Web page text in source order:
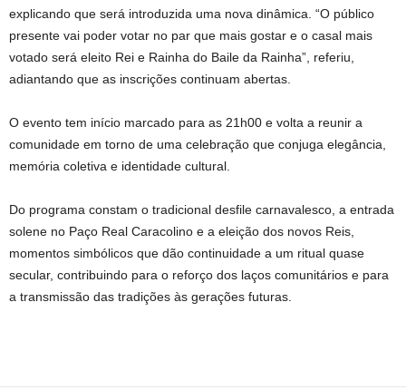
explicando que será introduzida uma nova dinâmica. “O público
presente vai poder votar no par que mais gostar e o casal mais
votado será eleito Rei e Rainha do Baile da Rainha”, referiu,
adiantando que as inscrições continuam abertas.
O evento tem início marcado para as 21h00 e volta a reunir a
comunidade em torno de uma celebração que conjuga elegância,
memória coletiva e identidade cultural.
Do programa constam o tradicional desfile carnavalesco, a entrada
solene no Paço Real Caracolino e a eleição dos novos Reis,
momentos simbólicos que dão continuidade a um ritual quase
secular, contribuindo para o reforço dos laços comunitários e para
a transmissão das tradições às gerações futuras.